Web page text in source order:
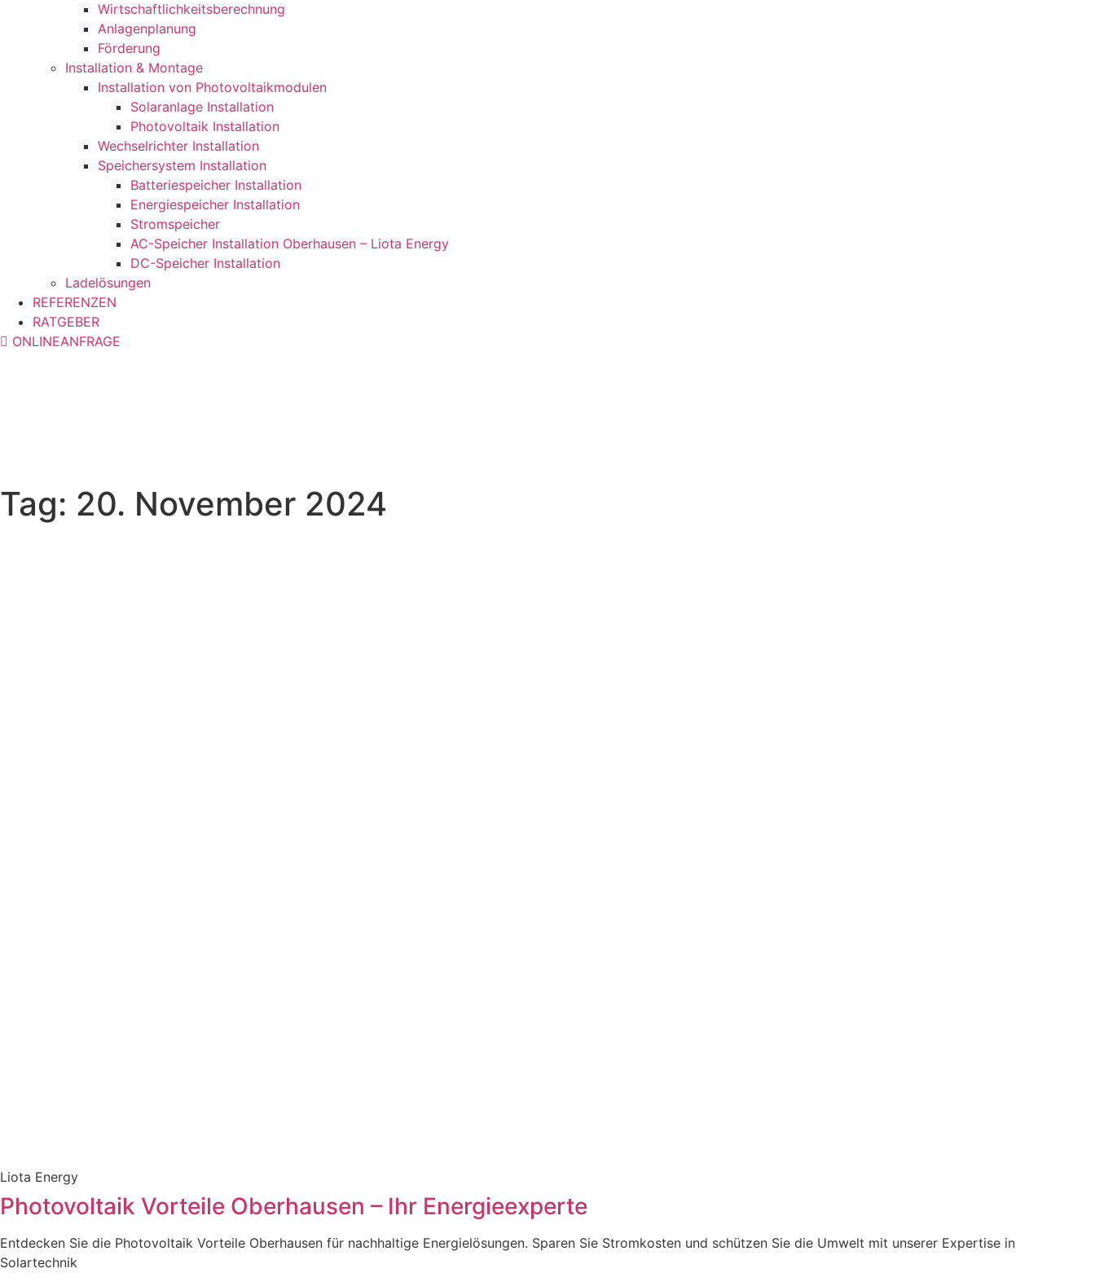
Wirtschaftlichkeitsberechnung
Anlagenplanung
Förderung
Installation & Montage
Installation von Photovoltaikmodulen
Solaranlage Installation
Photovoltaik Installation
Wechselrichter Installation
Speichersystem Installation
Batteriespeicher Installation
Energiespeicher Installation
Stromspeicher
AC-Speicher Installation Oberhausen – Liota Energy
DC-Speicher Installation
Ladelösungen
REFERENZEN
RATGEBER
ONLINEANFRAGE
Tag: 20. November 2024
Liota Energy
Photovoltaik Vorteile Oberhausen – Ihr Energieexperte
Entdecken Sie die Photovoltaik Vorteile Oberhausen für nachhaltige Energielösungen. Sparen Sie Stromkosten und schützen Sie die Umwelt mit unserer Expertise in
Solartechnik